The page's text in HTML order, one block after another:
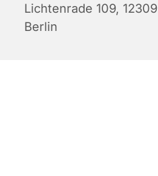
Lichtenrade 109, 12309
Berlin